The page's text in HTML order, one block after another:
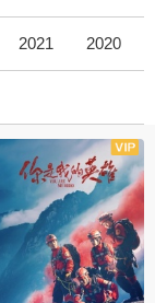
2021 2020